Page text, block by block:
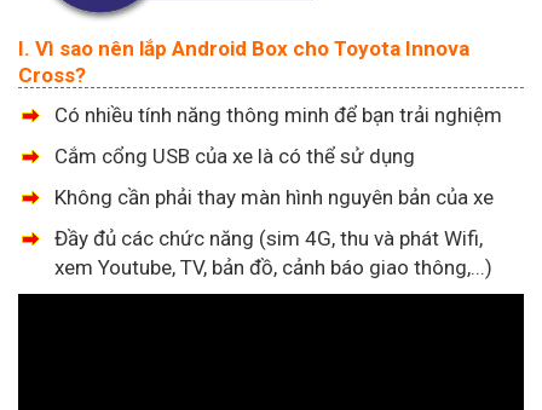
I. Vì sao nên lắp Android Box cho Toyota Innova
Cross?
Có nhiều tính năng thông minh để bạn trải nghiệm
Cắm cổng USB của xe là có thể sử dụng
Không cần phải thay màn hình nguyên bản của xe
Đầy đủ các chức năng (sim 4G, thu và phát Wifi,
xem Youtube, TV, bản đồ, cảnh báo giao thông,...)